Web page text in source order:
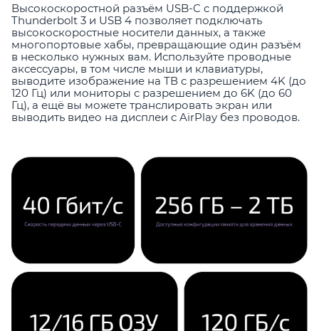
Высокоскоростной разъём USB-C с поддержкой
Thunderbolt 3 и USB 4 позволяет подключать
высокоскоростные носители данных, а также
многопортовые хабы, превращающие один разъём
в несколько нужных вам. Используйте проводные
аксессуары, в том числе мыши и клавиатуры,
выводите изображение на ТВ с разрешением 4K (до
120 Гц) или мониторы с разрешением до 6K (до 60
Гц), а ещё вы можете транслировать экран или
выводить видео на дисплеи с AirPlay без проводов.